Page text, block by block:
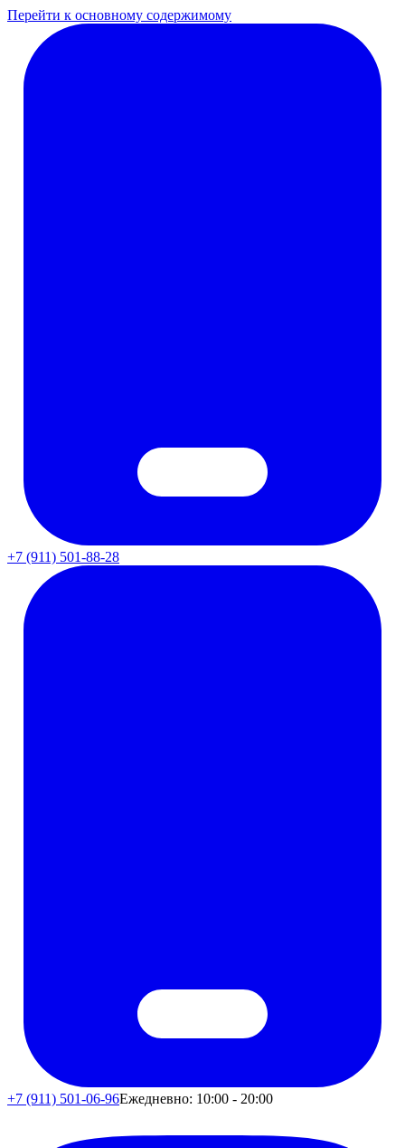
Перейти к основному содержимому
+7 (911) 501-88-28
+7 (911) 501-06-96Ежедневно: 10:00 - 20:00